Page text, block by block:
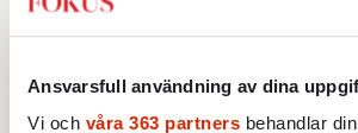
Ansvarsfull användning av dina
Vi och våra 363 partners behandlar